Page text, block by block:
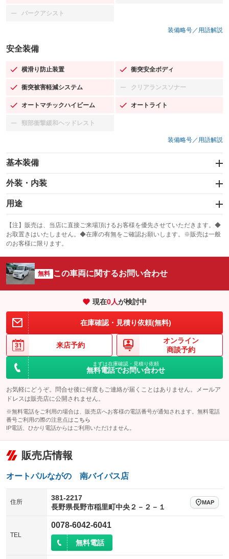
パークアシスト
：装備なし
装備略号／用語解説
安全装備
横滑り防止装置
：装備あり 衝突安全ボディ
：装備あり
衝突被害軽減システム
：装備あり クリアランスソナー
：装備なし
オートマチックハイビーム
：装備あり オートライト
：装備あり
頸部衝撃緩和ヘッドレスト
：装備なし
装備略号／用語解説
基本装備
エアバッグ：運転席/助手席
：装備あり
：装備あり
エアコン
：装備あり Wエアコン
：装備なし
：装備なし ：装備あり
ダウンヒルアシストコントロール
：装備なし
：装備あり ：装備あり
ドライブレコーダー
USB入力端子
：装備なし Bluetooth接続
：装備なし
100V電源 クリーンディーゼル
：装備なし
センターデフロック
：装備なし
ラジコン付き
：装備なし フックイン付き
：装備なし
アームロール
：装備なし
アーム式
：装備なし 後輪ダブル
：装備なし
三方開 ラッシングレール
サイドドア
：装備なし
レンタカーアップ
：装備なし 展示・試乗車
：装備なし
電動格納ミラー
：装備なし
外装・内装
カーナビ
：装備なし
：装備なし
オーディオ
：装備なし
ビジュアル
：装備なし
アルミホイール
：装備なし
革シート ハーフレザーシート
：装備あり ：装備なし
HID(キセノンライト)
：装備なし ポータブルナビ
バックカメラ ETC
：装備なし
エアロ
：装備なし スマートキー
：装備あり
ローダウン ランフラットタイヤ
パワーシート
：装備なし
ベンチシート
：装備なし フルフラットシート
電動格納サードシート
：装備なし
：装備なし
シートエアコン
：装備なし 全周囲カメラ
：装備なし
サイドカメラ
：装備なし
エアサスペンション
用途
冷凍（中温 -5℃）
：装備なし 冷凍（低温 -20℃）
：装備なし
冷凍（超低温 -30℃以下）
：装備なし 冷蔵
保冷 低床
全低床（フルフラットロー）
：装備なし 高床
：装備なし
装備略号／用語解説
【注】販売は、当店に直接ご来場頂けるお客様を優先させていただきます。◆
お取置きはいたしません。◆在庫の有無をご確認お願いします。※販売は一般
のお客様に限ります。
無料 この車両に関するお問い合わせ
現在0人が検討中
在庫確認・見積り依頼(無料)
来店予約
オンライン
商談予約
まずは在庫確認・見積り依頼
無料電話でお問い合わせ
お気軽にどうぞ。問合せ後に何度もご連絡が届くことはありません。メールア
ドレスは販売店に公開されません。
※無料電話をご利用の場合は、販売店へお客様の電話番号が通知されます。無料電話
番号ご利用の際の注意点は こちら
IP電話、ひかり電話からはご利用いただけません。
販売店情報
オートパルながの 南バイパス店
住所
381-2217
長野県長野市稲里町中央２－２－１
MAP
TEL
0078-6042-6041
無料電話